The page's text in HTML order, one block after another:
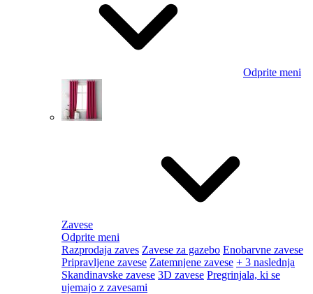
Odprite meni
Zavese
Odprite meni
Razprodaja zaves Zavese za gazebo Enobarvne zavese
Pripravljene zavese Zatemnjene zavese + 3 naslednja
Skandinavske zavese 3D zavese Pregrinjala, ki se
ujemajo z zavesami